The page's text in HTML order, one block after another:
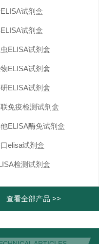
试剂盒
试剂盒
ELISA试剂盒
ELISA试剂盒
ELISA试剂盒
免疫检测试剂盒
ELISA酶免试剂盒
elisa试剂盒
检测试剂盒
查看全部产品 >>